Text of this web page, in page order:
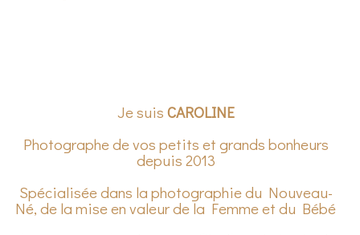
Je suis CAROLINE
Photographe de vos petits et grands bonheurs
depuis 2013
Spécialisée dans la photographie du Nouveau-
Né, de la mise en valeur de la Femme et du Bébé